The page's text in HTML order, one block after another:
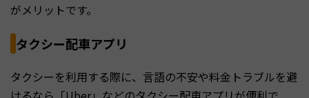
がメリットです。
タクシー配車アプリ
タクシーを利用する際に、言語の不安や料金トラブルを避